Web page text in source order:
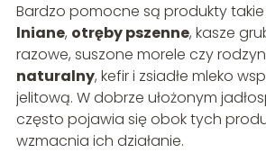
Bardzo pomocne są produkty takie
lniane, otręby pszenne, kasze
razowe, suszone morele czy
naturalny, kefir i zsiadłe mleko
jelitową. W dobrze ułożonym
często pojawia się obok tych
wzmacnia ich działanie.